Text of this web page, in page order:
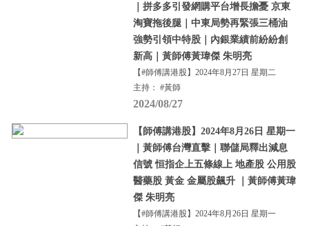
｜拼多多引發網購平台增長擔憂 京東
淘寶拖後腿｜中東局勢再緊張三桶油
強勢引領中特股｜內銀業績前紛紛創
新高｜黃師傅黃瑋傑 朱明亮
【#師傅講港股】2024年8月27日 星期二
主持： #黃師
2024/08/27
【師傅講港股】2024年8月26日 星期一
｜黃師傅台灣直擊｜聯儲局釋出減息
信號 恒指企上五條線上 地產股 公用股
醫藥股 黃金 金屬股飆升 ｜黃師傅黃瑋
傑 朱明亮
【#師傅講港股】2024年8月26日 星期一